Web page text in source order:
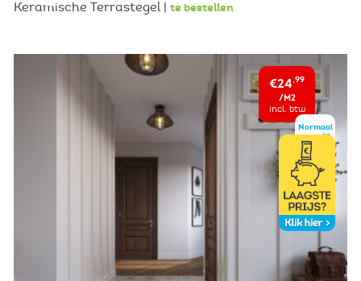
Keramische Terrastegel | te bestellen
€24,99
/M2
incl. btw
Normaal
€34,99